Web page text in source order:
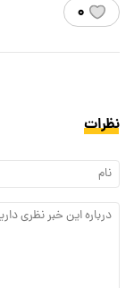
۰
نظرات